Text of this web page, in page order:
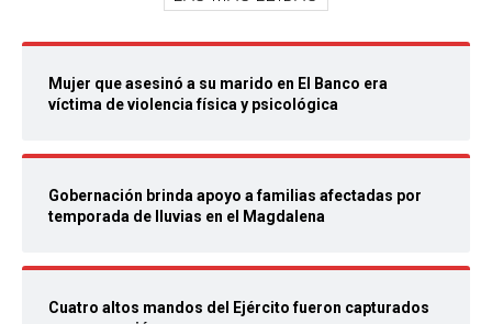
Mujer que asesinó a su marido en El Banco era
víctima de violencia física y psicológica
Gobernación brinda apoyo a familias afectadas por
temporada de lluvias en el Magdalena
Cuatro altos mandos del Ejército fueron capturados